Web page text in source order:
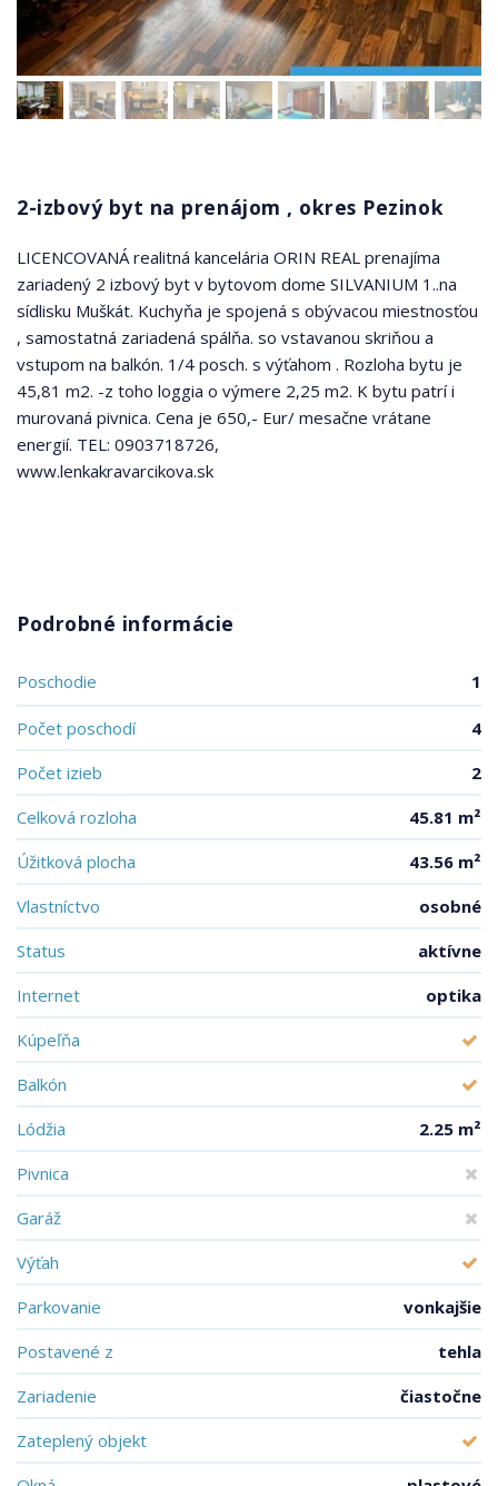
2-izbový byt na prenájom , okres Pezinok
LICENCOVANÁ realitná kancelária ORIN REAL prenajíma
zariadený 2 izbový byt v bytovom dome SILVANIUM 1..na
sídlisku Muškát. Kuchyňa je spojená s obývacou miestnosťou
, samostatná zariadená spálňa. so vstavanou skriňou a
vstupom na balkón. 1/4 posch. s výťahom . Rozloha bytu je
45,81 m2. -z toho loggia o výmere 2,25 m2. K bytu patrí i
murovaná pivnica. Cena je 650,- Eur/ mesačne vrátane
energií. TEL: 0903718726,
www.lenkakravarcikova.sk
Podrobné informácie
Poschodie 1
Počet poschodí
4
Počet izieb
2
Celková rozloha
45.81 m²
Úžitková plocha
43.56 m²
Vlastníctvo
osobné
Status
aktívne
Internet
optika
Kúpeľňa
Balkón
Lódžia
2.25 m²
Pivnica
Garáž
Výťah
Parkovanie
vonkajšie
Postavené z
tehla
Zariadenie
čiastočne
Zateplený objekt